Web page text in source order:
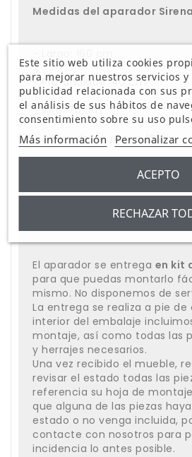
Medidas del aparador Sirena
- Profundidad: 40 cm
- Alto: 76 cm
- Altura de las patas: 16 cm
- Medidas del interior de los
puertas: 37 x 36 x 25 cm
Acerca del montaje y
El aparador se entrega en kit
para que puedas montarlo
mismo. No disponemos de
La entrega se realiza a pie de
interior del embalaje
montaje, así como todas las
y herrajes necesarios.
Una vez recibido el mueble,
revisar el estado todas las
referencia su hoja de
que alguna de las piezas
estado o no venga incluida,
contacte con nosotros para
incidencia lo antes posible.
Este sitio web utiliza cookies
para mejorar nuestros servicios
publicidad relacionada con sus
el análisis de sus hábitos de
consentimiento sobre su uso
Más información Personalizar
RECHAZAR
ACEPTO